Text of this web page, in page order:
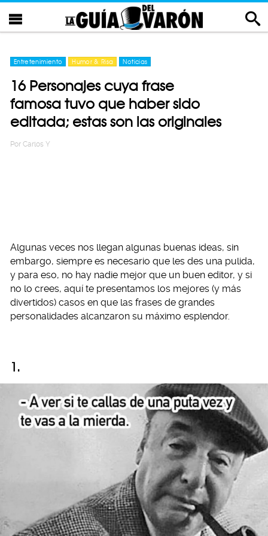
Entretenimiento Humor & Risa Noticias
16 Personajes cuya frase
famosa tuvo que haber sido
editada; estas son las originales
Por Carlos Y
Algunas veces nos llegan algunas buenas ideas, sin
embargo, siempre es necesario que les des una pulida,
y para eso, no hay nadie mejor que un buen editor, y si
no lo crees, aquí te presentamos los mejores (y más
divertidos) casos en que las frases de grandes
personalidades alcanzaron su máximo esplendor.
1.